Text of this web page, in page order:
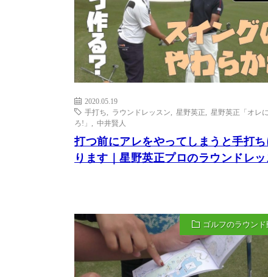
2020.05.19
手打ち
ラウンドレッスン 星野英正
星野英正「オレ
ろ!」
中井賢人
打つ前にアレをやってしまうと手打ち
ります｜星野英正プロのラウンドレッ
ゴルフのラウンド